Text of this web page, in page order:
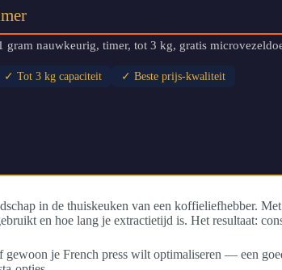
nauwkeurig, timer, tot 3 kg, gratis
✓ Tot 3 kg capaciteit ✓ Beste prijs-kwaliteit
in de thuiskeuken van een koffieliefhebber.
en hoe lang je extractietijd is. Het resultaat:
gewoon je French press wilt optimaliseren — een